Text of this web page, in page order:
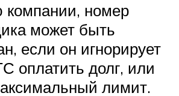
номер
может быть
если он игнорирует
оплатить долг, или
лимит.